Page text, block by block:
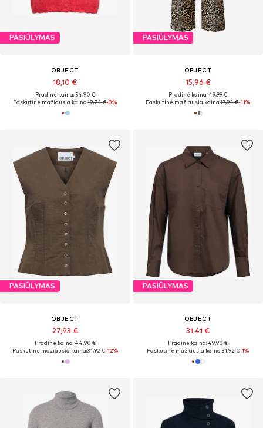
PASIŪLYMAS
OBJECT
18,10 €
Pradinė kaina: 54,90 €
Paskutinė mažiausia kaina:19,74 €-8%
PASIŪLYMAS
OBJECT
15,96 €
Pradinė kaina: 49,99 €
Paskutinė mažiausia kaina:17,94 €-11%
PASIŪLYMAS
OBJECT
27,93 €
Pradinė kaina: 44,90 €
Paskutinė mažiausia kaina:31,92 €-12%
PASIŪLYMAS
OBJECT
31,41 €
Pradinė kaina: 49,90 €
Paskutinė mažiausia kaina:31,92 €-1%